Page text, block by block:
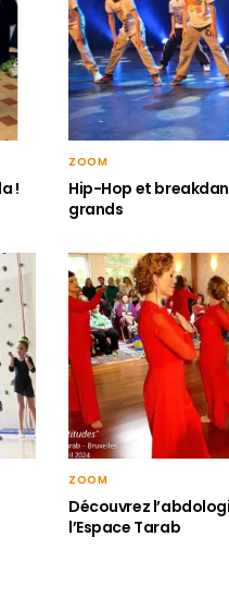
!
ZOOM
Hip-Hop et
grands
ZOOM
Découvrez
l’Espace Tarab